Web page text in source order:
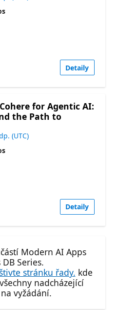
Detaily
for Agentic AI:
the Path to
(UTC)
Detaily
Modern AI Apps
Series.
stránku řady. kde
nadcházející
vyžádání.